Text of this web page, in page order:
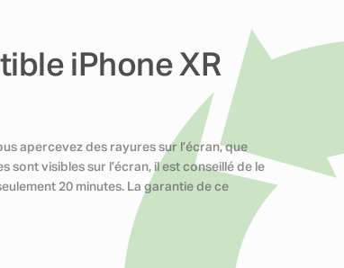
iPhone XR
apercevez des rayures sur l’écran, que
sont visibles sur l’écran, il est conseillé de le
20 minutes. La garantie de ce